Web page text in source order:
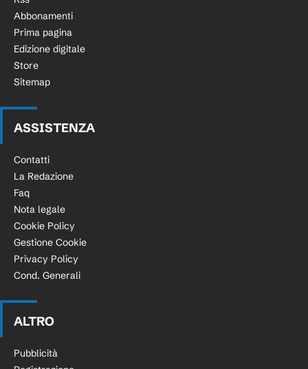
Abbonamenti
Prima pagina
Edizione digitale
Store
Sitemap
ASSISTENZA
Contatti
La Redazione
Faq
Nota legale
Cookie Policy
Gestione Cookie
Privacy Policy
Cond. Generali
ALTRO
Pubblicità